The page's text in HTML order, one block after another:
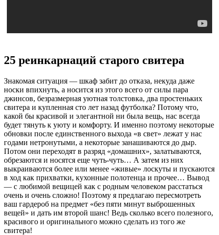
25 реинкарнаций старого свитера
Знакомая ситуация — шкаф забит до отказа, некуда даже
носки впихнуть, а носится из этого всего от силы пара
джинсов, безразмерная уютная толстовка, два простеньких
свитера и купленная сто лет назад футболка? Потому что,
какой бы красивой и элегантной ни была вещь, нас всегда
будет тянуть к уюту и комфорту. И именно поэтому некоторые
обновки после единственного выхода «в свет» лежат у нас
годами нетронутыми, а некоторые занашиваются до дыр.
Потом они переходят в разряд «домашних», залатываются,
обрезаются и носятся еще чуть-чуть… А затем из них
выкраиваются более или менее «живые» лоскуты и пускаются
в ход как прихватки, кухонные полотенца и прочее… Вывод
— с любимой вещицей как с родным человеком расстаться
очень и очень сложно! Поэтому я предлагаю пересмотреть
ваш гардероб на предмет «без пяти минут выброшенных
вещей» и дать им второй шанс! Ведь сколько всего полезного,
красивого и оригинального можно сделать из того же
свитера!